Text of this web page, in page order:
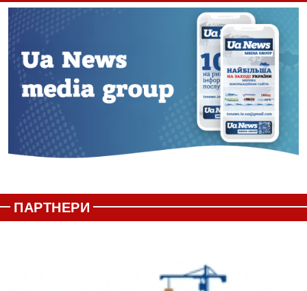
ПАРТНЕРИ